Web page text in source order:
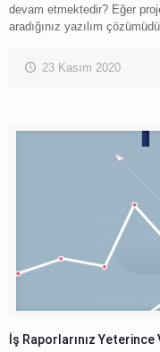
devam etmektedir? Eğer
aradığınız yazılım
23 Kasım 2020
İş Raporlarınız Yeterince